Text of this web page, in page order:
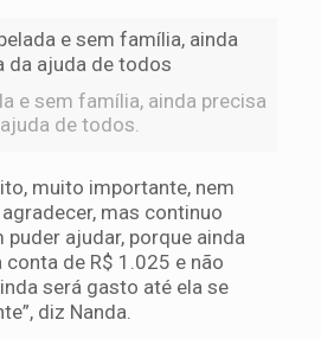
e sem família, ainda precisa
de todos.
muito importante, nem
mas continuo
puder ajudar, porque ainda
de R$ 1.025 e não
será gasto até ela se
diz Nanda.